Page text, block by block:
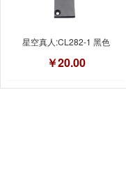
星空真人:CL282-1 黑色
￥20.00